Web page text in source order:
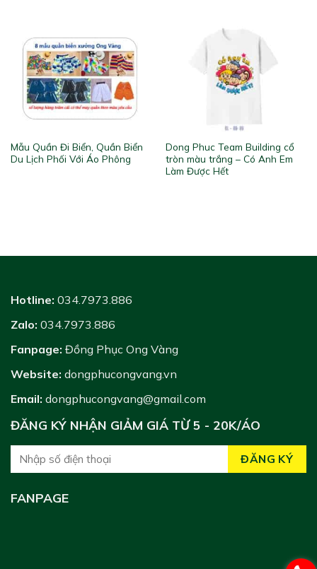
Mẫu Quần Đi Biển, Quần Biển
Du Lịch Phối Với Áo Phông
Dong Phuc Team Building cổ
tròn màu trắng – Có Anh Em
Làm Được Hết
Hotline: 034.7973.886
Zalo: 034.7973.886
Fanpage: Đồng Phục Ong Vàng
Website: dongphucongvang.vn
Email: dongphucongvang@gmail.com
ĐĂNG KÝ NHẬN GIẢM GIÁ TỪ 5 - 20K/ÁO
FANPAGE